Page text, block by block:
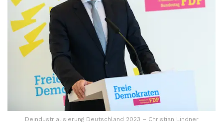
Deindustrialisierung Deutschland 2023 – Christian Lindner